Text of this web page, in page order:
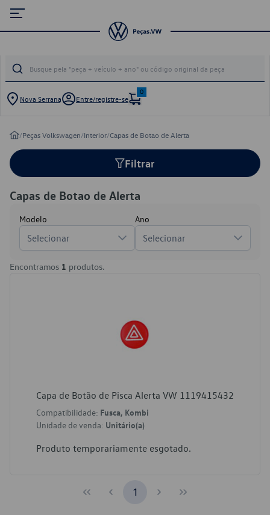
Nova Serrana Entre/registre-se
0
/Peças Volkswagen/Interior/Capas de Botao de Alerta
Filtrar
Capas de Botao de Alerta
Modelo
Selecionar
Ano
Selecionar
Encontramos 1 produtos.
Capa de Botão de Pisca Alerta VW 1119415432
Compatibilidade: Fusca, Kombi
Unidade de venda: Unitário(a)
Produto temporariamente esgotado.
1